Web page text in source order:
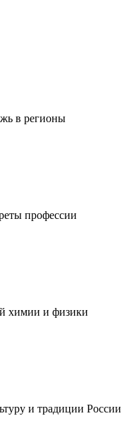
в регионы
профессии
химии и физики
и традиции России